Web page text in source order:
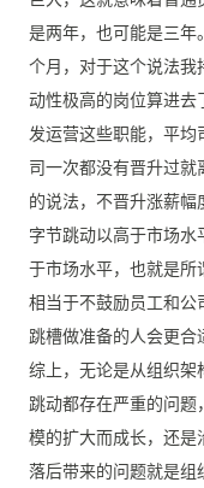
是两年，也可能是三年
个月，对于这个说法
动性极高的岗位算进
发运营这些职能，平
司一次都没有晋升过
的说法，不晋升涨薪
字节跳动以高于市场
于市场水平，也就是所
相当于不鼓励员工和公
跳槽做准备的人会更合
综上，无论是从组织
跳动都存在严重的问
模的扩大而成长，还是
落后带来的问题就是